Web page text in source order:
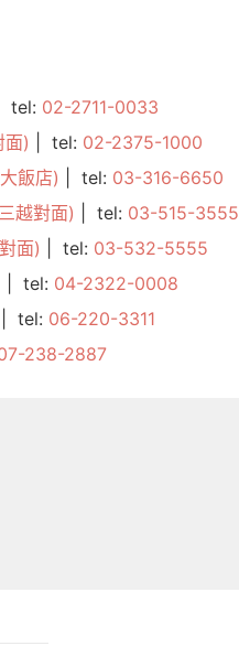
| tel: 02-2711-0033
面) | tel: 02-2375-1000
飯店) | tel: 03-316-6650
越對面) | tel: 03-515-3555
面) | tel: 03-532-5555
| tel: 04-2322-0008
| tel: 06-220-3311
238-2887